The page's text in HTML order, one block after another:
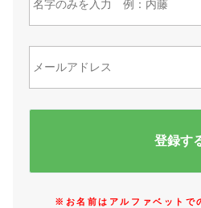
※お名前はアルファベットで